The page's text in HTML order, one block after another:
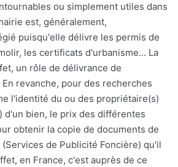
ou simplement utiles dans
est, généralement,
puisqu'elle délivre les permis de
les certificats d'urbanisme... La
un rôle de délivrance de
revanche, pour des recherches
l'identité du ou des propriétaire(s)
d'un bien, le prix des différentes
obtenir la copie de documents de
de Publicité Foncière) qu'il
en France, c'est auprès de ce